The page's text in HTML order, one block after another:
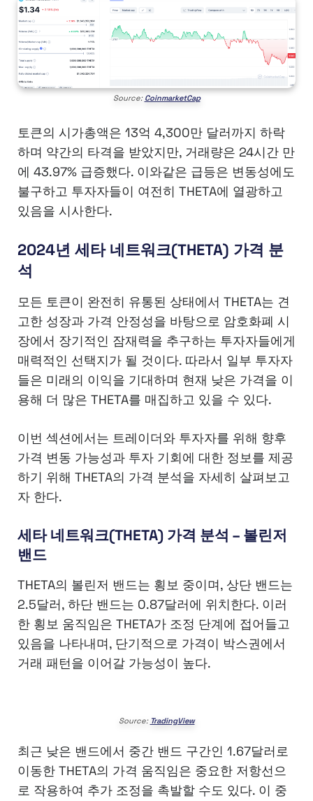
Source: CoinmarketCap
토큰의 시가총액은 13억 4,300만 달러까지 하락
하며 약간의 타격을 받았지만, 거래량은 24시간 만
에 43.97% 급증했다. 이와같은 급등은 변동성에도
불구하고 투자자들이 여전히 THETA에 열광하고
있음을 시사한다.
2024년 세타 네트워크(THETA) 가격 분
석
모든 토큰이 완전히 유통된 상태에서 THETA는 견
고한 성장과 가격 안정성을 바탕으로 암호화폐 시
장에서 장기적인 잠재력을 추구하는 투자자들에게
매력적인 선택지가 될 것이다. 따라서 일부 투자자
들은 미래의 이익을 기대하며 현재 낮은 가격을 이
용해 더 많은 THETA를 매집하고 있을 수 있다.
이번 섹션에서는 트레이더와 투자자를 위해 향후
가격 변동 가능성과 투자 기회에 대한 정보를 제공
하기 위해 THETA의 가격 분석을 자세히 살펴보고
자 한다.
세타 네트워크(THETA) 가격 분석 – 볼린저
밴드
THETA의 볼린저 밴드는 횡보 중이며, 상단 밴드는
2.5달러, 하단 밴드는 0.87달러에 위치한다. 이러
한 횡보 움직임은 THETA가 조정 단계에 접어들고
있음을 나타내며, 단기적으로 가격이 박스권에서
거래 패턴을 이어갈 가능성이 높다.
Source: TradingView
최근 낮은 밴드에서 중간 밴드 구간인 1.67달러로
이동한 THETA의 가격 움직임은 중요한 저항선으
로 작용하여 추가 조정을 촉발할 수도 있다. 이 중